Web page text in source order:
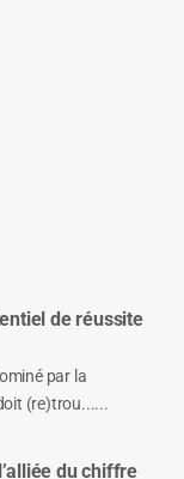
d’actions de
de
sauront vous